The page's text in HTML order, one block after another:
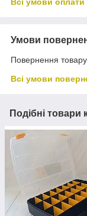
Умови
Повернення
Всі умови
Подібні товари